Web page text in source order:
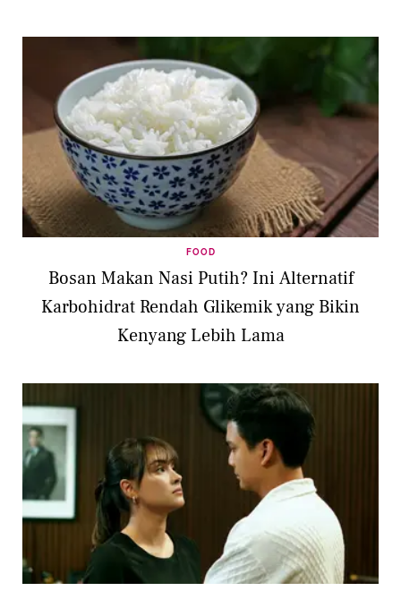
FOOD
Bosan Makan Nasi Putih? Ini Alternatif
Karbohidrat Rendah Glikemik yang Bikin
Kenyang Lebih Lama